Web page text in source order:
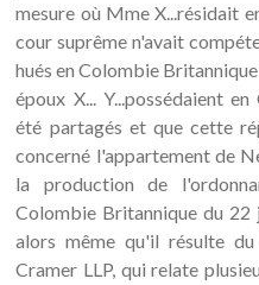
mesure où Mme X...résidait
cour suprême n'avait
hués en Colombie
époux X... Y...possédaient
été partagés et que cette
concerné l'appartement de
la production de
Colombie Britannique du
alors même qu'il résulte
Cramer LLP, qui relate